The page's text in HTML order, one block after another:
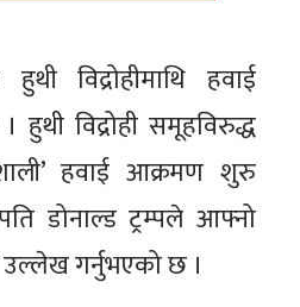
विद्रोहीमाथि हवाई
विद्रोही समूहविरुद्ध
हवाई आक्रमण शुरु
डोनाल्ड ट्रम्पले आफ्नो
गर्नुभएको छ ।